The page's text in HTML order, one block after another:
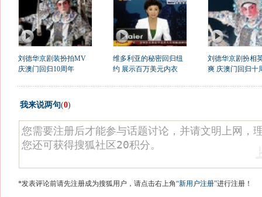
刘德华京剧装扮拍MV
庆澳门回归10周年
维多利亚的秘密回归纽
约 展示百万美元内衣
刘德华京剧扮相
爽 庆澳门回归十
我来说两句(0)
*发表评论前请先注册成为搜狐用户，请点击右上角“新用户注册”进行注册！